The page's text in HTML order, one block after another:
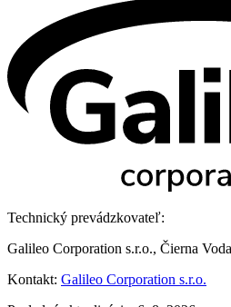
Technický prevádzkovateľ:
Galileo Corporation s.r.o., Čierna
Kontakt: Galileo Corporation s.r.o.